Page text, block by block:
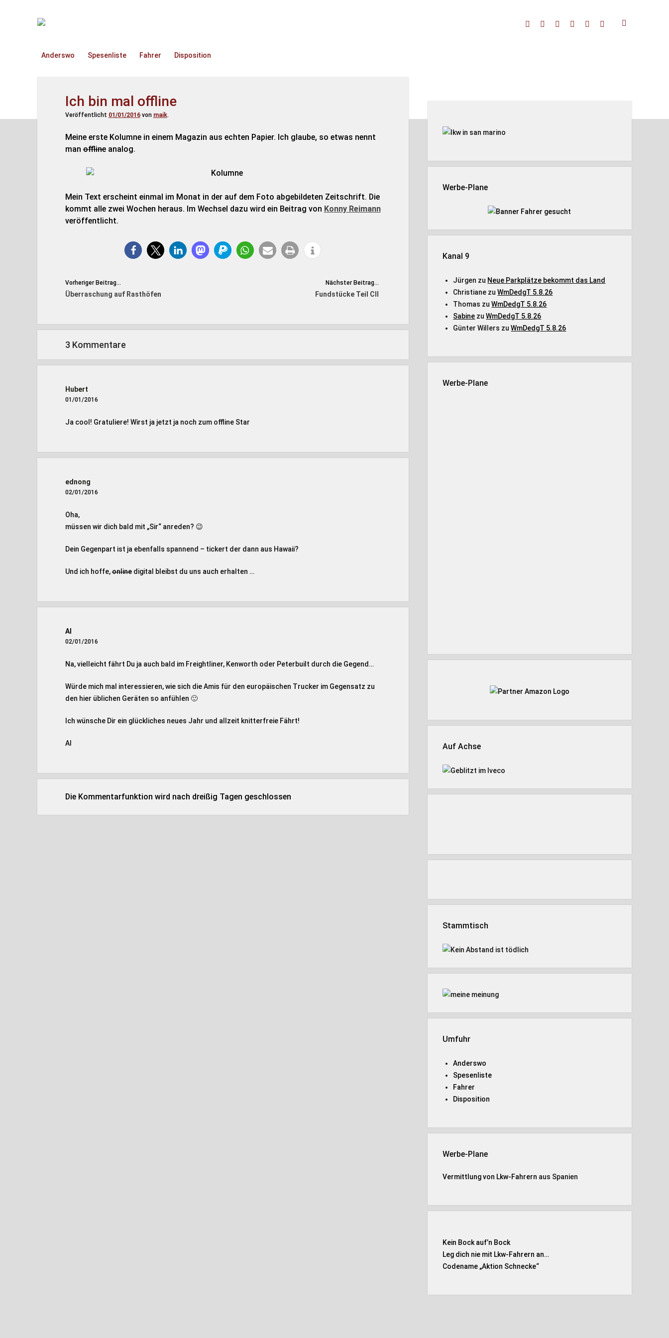
TruckOnline.de facebookthreadslinkedinyoutube
rss amazon
Anderswo Spesenliste Fahrer Disposition
Ich bin mal offline
Veröffentlicht 01/01/2016von maik.
Meine erste Kolumne in einem Magazin aus echten Papier. Ich glaube, so etwas nennt
manofflineanalog.
Mein Text erscheint einmal im Monat in der auf dem Foto abgebildeten Zeitschrift. Die
kommt alle zwei Wochen heraus. Im Wechsel dazu wird ein Beitrag von Konny Reimann
veröffentlicht.
Vorheriger Beitrag...
Überraschung auf Rasthöfen
Nächster Beitrag...
Fundstücke Teil CII
3 Kommentare
Hubert
01/01/2016
Ja cool! Gratuliere! Wirst ja jetzt ja noch zum offline Star
ednong
02/01/2016
Oha,
müssen wir dich bald mit „Sir“ anreden? 😉
Dein Gegenpart ist ja ebenfalls spannend – tickert der dann aus Hawaii?
Und ich hoffe,onlinedigital bleibst du uns auch erhalten …
Al
02/01/2016
Na, vielleicht fährt Du ja auch bald im Freightliner, Kenworth oder Peterbuilt durch die Gegend…
Würde mich mal interessieren, wie sich die Amis für den europäischen Trucker im Gegensatz zu
den hier üblichen Geräten so anfühlen 🙂
Ich wünsche Dir ein glückliches neues Jahr und allzeit knitterfreie Fährt!
Al
Die Kommentarfunktion wird nach dreißig Tagen geschlossen
Werbe-Plane
Kanal 9
Jürgen zu Neue Parkplätze bekommt das Land
Christiane zuWmDedgT 5.8.26
Thomas zuWmDedgT 5.8.26
Sabine zuWmDedgT 5.8.26
Günter Willers zuWmDedgT 5.8.26
Werbe-Plane
Auf Achse
Stammtisch
Umfuhr
Anderswo
Spesenliste
Fahrer
Disposition
Werbe-Plane
Vermittlung von Lkw-Fahrern aus Spanien
Kein Bock auf’n Bock
Leg dich nie mit Lkw-Fahrern an…
Codename „Aktion Schnecke“